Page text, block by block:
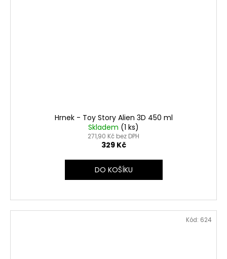
Hrnek - Toy Story Alien 3D 450 ml
Skladem (1 ks)
271,90 Kč bez DPH
329 Kč
DO KOŠÍKU
Kód: 624